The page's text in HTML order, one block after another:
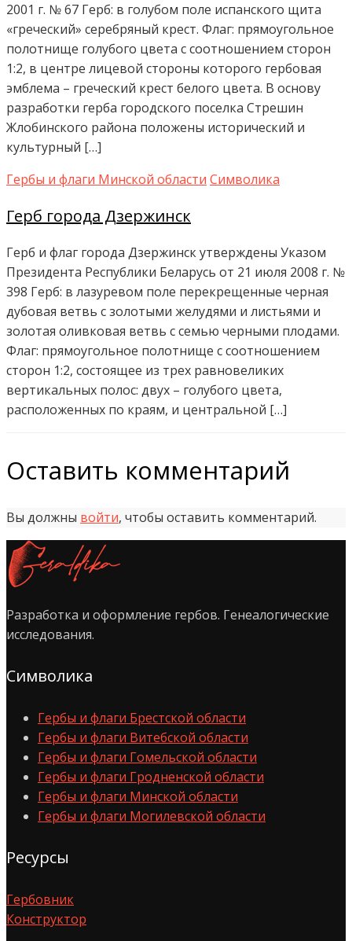
2001 г. № 67 Герб: в голубом поле испанского щита
«греческий» серебряный крест. Флаг: прямоугольное
полотнище голубого цвета с соотношением сторон
1:2, в центре лицевой стороны которого гербовая
эмблема – греческий крест белого цвета. В основу
разработки герба городского поселка Стрешин
Жлобинского района положены исторический и
культурный […]
Гербы и флаги Минской области Символика
Герб города Дзержинск
Герб и флаг города Дзержинск утверждены Указом
Президента Республики Беларусь от 21 июля 2008 г. №
398 Герб: в лазуревом поле перекрещенные черная
дубовая ветвь с золотыми желудями и листьями и
золотая оливковая ветвь с семью черными плодами.
Флаг: прямоугольное полотнище с соотношением
сторон 1:2, состоящее из трех равновеликих
вертикальных полос: двух – голубого цвета,
расположенных по краям, и центральной […]
Оставить комментарий
Вы должны войти, чтобы оставить комментарий.
Разработка и оформление гербов. Генеалогические
исследования.
Символика
Гербы и флаги Брестской области
Гербы и флаги Витебской области
Гербы и флаги Гомельской области
Гербы и флаги Гродненской области
Гербы и флаги Минской области
Гербы и флаги Могилевской области
Ресурсы
Гербовник
Конструктор